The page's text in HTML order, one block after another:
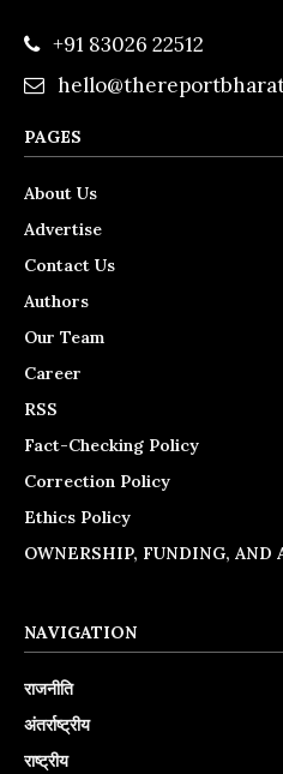
+91 83026 22512
PAGES
About Us
Advertise
Contact Us
Authors
Our Team
Career
RSS
Fact-Checking Policy
Correction Policy
Ethics Policy
OWNERSHIP, FUNDING, AND
NAVIGATION
राजनीति
अंतर्राष्ट्रीय
राष्ट्रीय